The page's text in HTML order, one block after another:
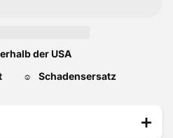
der USA
☺ Schadensersatz